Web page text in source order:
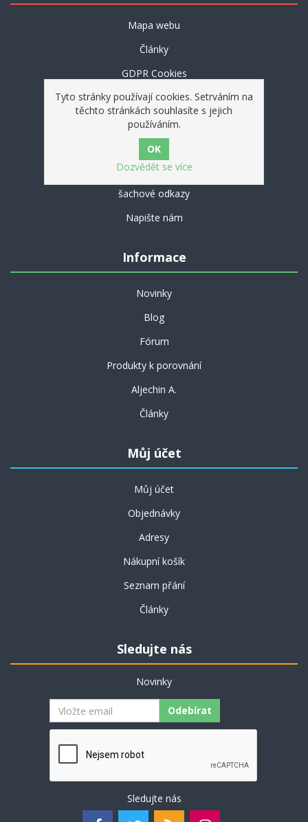
Mapa webu
Články
GDPR Cookies
Jak nakupovat
Ochrana osobních údajů
Obchodní podmínky
O nás
šachové odkazy
Napište nám
Informace
Novinky
Blog
Fórum
Produkty k porovnání
Aljechin A.
Články
Můj účet
Můj účet
Objednávky
Adresy
Nákupní košík
Seznam přání
Články
Sledujte nás
Novinky
Odebírat
Sledujte nás
Tyto stránky používají cookies. Setrváním na
těchto stránkách souhlasíte s jejich
používáním.
Dozvědět se více